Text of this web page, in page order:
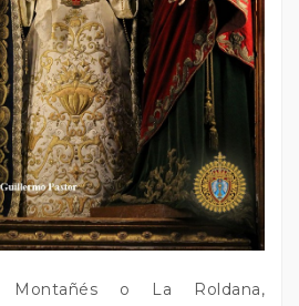
Montañés o La Roldana,